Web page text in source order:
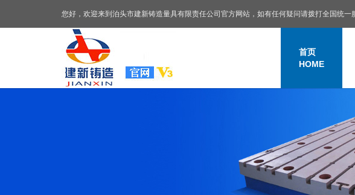
您好，欢迎来到泊头市建新铸造量具有限责任公司官方网站，如有任何疑问请拨打全国统一
首页
HOME